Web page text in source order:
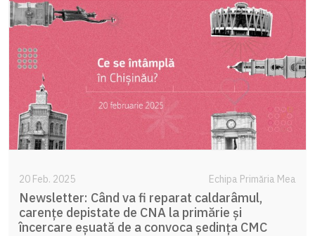
20 Feb. 2025 Echipa Primăria Mea
Newsletter: Când va fi reparat caldarâmul,
carențe depistate de CNA la primărie și
încercare eșuată de a convoca ședința CMC